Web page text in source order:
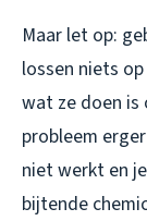
Maar let op:
lossen niets
wat ze doen is
probleem
niet werkt en
bijtende